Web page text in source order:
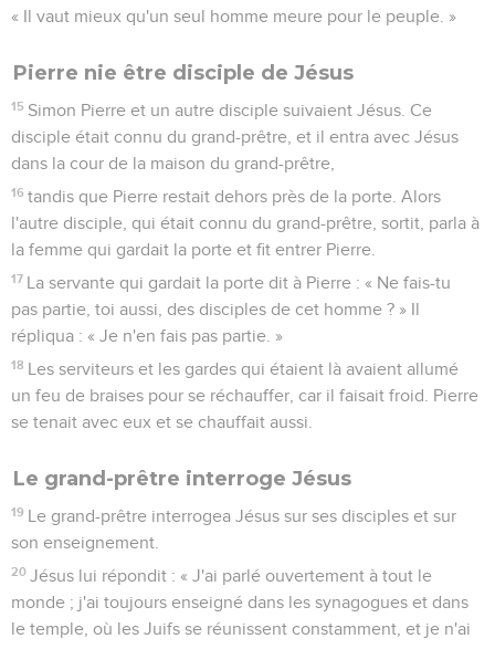
« Il vaut mieux qu'un seul homme meure pour le peuple. »
Pierre nie être disciple de Jésus
15 Simon Pierre et un autre disciple suivaient Jésus. Ce
disciple était connu du grand-prêtre, et il entra avec Jésus
dans la cour de la maison du grand-prêtre,
16 tandis que Pierre restait dehors près de la porte. Alors
l'autre disciple, qui était connu du grand-prêtre, sortit, parla à
la femme qui gardait la porte et fit entrer Pierre.
17 La servante qui gardait la porte dit à Pierre : « Ne fais-tu
pas partie, toi aussi, des disciples de cet homme ? » Il
répliqua : « Je n'en fais pas partie. »
18 Les serviteurs et les gardes qui étaient là avaient allumé
un feu de braises pour se réchauffer, car il faisait froid. Pierre
se tenait avec eux et se chauffait aussi.
Le grand-prêtre interroge Jésus
19 Le grand-prêtre interrogea Jésus sur ses disciples et sur
son enseignement.
20 Jésus lui répondit : « J'ai parlé ouvertement à tout le
monde ; j'ai toujours enseigné dans les synagogues et dans
le temple, où les Juifs se réunissent constamment, et je n'ai